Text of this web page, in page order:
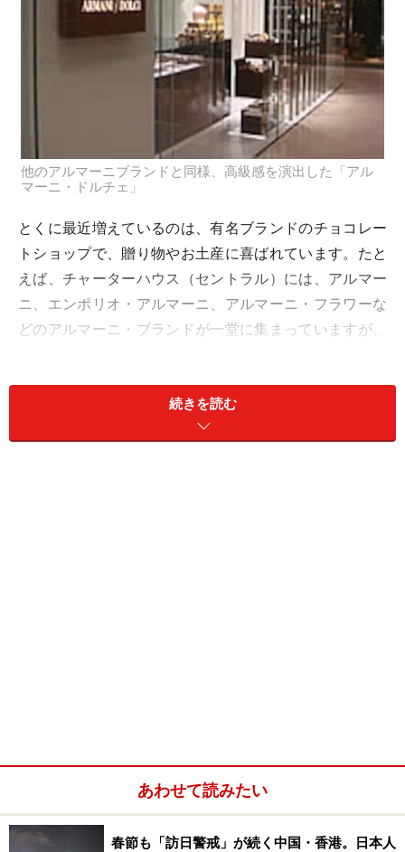
他のアルマーニブランドと同様、高級感を演出した「アル
マーニ・ドルチェ」
とくに最近増えているのは、有名ブランドのチョコレー
トショップで、贈り物やお土産に喜ばれています。たと
えば、チャーターハウス（セントラル）には、アルマー
ニ、エンポリオ・アルマーニ、アルマーニ・フラワーな
どのアルマーニ・ブランドが一堂に集まっていますが、
都会的でソフィスティケートされたその店内は、まさに
アルマーニ・ブランドにふさわしい雰囲気。広くはあり
続きを読む
あわせて読みたい
春節も「訪日警戒」が続く中国・香港。日本人